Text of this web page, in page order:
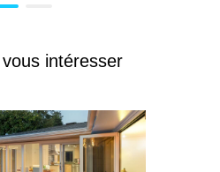
intéresser